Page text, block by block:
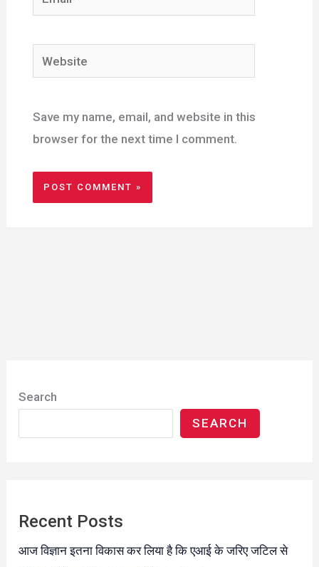
Website
Save my name, email, and website in this
browser for the next time I comment.
Search
SEARCH
Recent Posts
आज विज्ञान इतना विकास कर लिया है कि एआई के जरिए जटिल से